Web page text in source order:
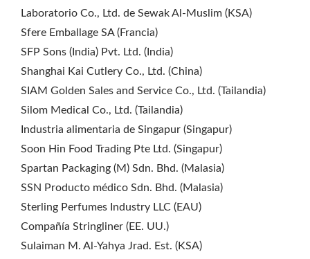
Laboratorio Co., Ltd. de Sewak Al-Muslim (KSA)
Sfere Emballage SA (Francia)
SFP Sons (India) Pvt. Ltd. (India)
Shanghai Kai Cutlery Co., Ltd. (China)
SIAM Golden Sales and Service Co., Ltd. (Tailandia)
Silom Medical Co., Ltd. (Tailandia)
Industria alimentaria de Singapur (Singapur)
Soon Hin Food Trading Pte Ltd. (Singapur)
Spartan Packaging (M) Sdn. Bhd. (Malasia)
SSN Producto médico Sdn. Bhd. (Malasia)
Sterling Perfumes Industry LLC (EAU)
Compañía Stringliner (EE. UU.)
Sulaiman M. Al-Yahya Jrad. Est. (KSA)